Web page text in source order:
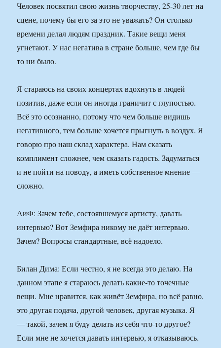
Человек посвятил свою жизнь творчеству, 25-30 лет на
сцене, почему бы его за это не уважать? Он столько
времени делал людям праздник. Такие вещи меня
угнетают. У нас негатива в стране больше, чем где бы
то ни было.
Я стараюсь на своих концертах вдохнуть в людей
позитив, даже если он иногда граничит с глупостью.
Всё это осознанно, потому что чем больше видишь
негативного, тем больше хочется прыгнуть в воздух. Я
говорю про наш склад характера. Нам сказать
комплимент сложнее, чем сказать гадость. Задуматься
и не пойти на поводу, а иметь собственное мнение —
сложно.
АиФ: Зачем тебе, состоявшемуся артисту, давать
интервью? Вот Земфира никому не даёт интервью.
Зачем? Вопросы стандартные, всё надоело.
Билан Дима: Если честно, я не всегда это делаю. На
данном этапе я стараюсь делать какие-то точечные
вещи. Мне нравится, как живёт Земфира, но всё равно,
это другая подача, другой человек, другая музыка. Я
— такой, зачем я буду делать из себя что-то другое?
Если мне не хочется давать интервью, я отказываюсь.